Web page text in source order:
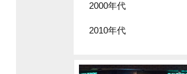
2000年代
2010年代